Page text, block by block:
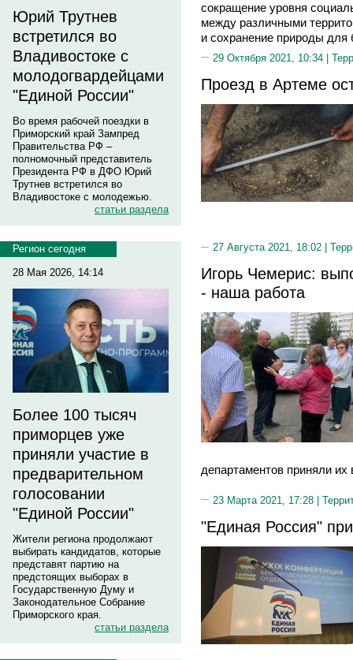
Юрий Трутнев
встретился во
Владивостоке с
молодогвардейцами
"Единой России"
Во время рабочей поездки в
Приморский край Зампред
Правительства РФ –
полномочный представитель
Президента РФ в ДФО Юрий
Трутнев встретился во
Владивостоке с молодежью.
статьи раздела
Регион сегодня
28 Мая 2026, 14:14
Более 100 тысяч
приморцев уже
приняли участие в
предварительном
голосовании
"Единой России"
Жители региона продолжают
выбирать кандидатов, которые
представят партию на
предстоящих выборах в
Государственную Думу и
Законодательное Собрание
Приморского края.
статьи раздела
сокращение уровня
между различными
и сохранение природы для
29 Октября 2021, 10:34 |
Проезд в Артеме
27 Августа 2021, 18:02 |
Игорь Чемерис:
- наша работа
департаментов приняли их
23 Марта 2021, 17:28 |
"Единая Россия"